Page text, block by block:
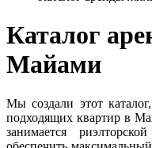
Каталог
Майами
Мы создали этот
подходящих квартир в
занимается